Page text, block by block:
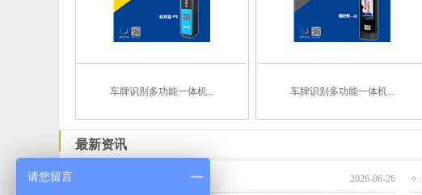
车牌识别多功能一体机... 车牌识别多功能一体机...
最新资讯
2026-06-26
请您留言